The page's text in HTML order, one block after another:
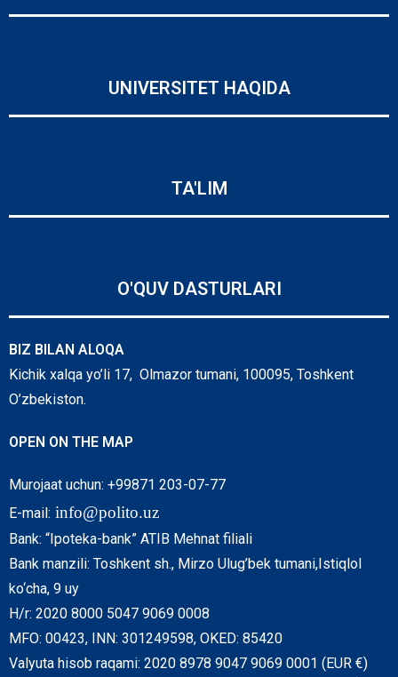
UNIVERSITET HAQIDA
TA'LIM
O'QUV DASTURLARI
BIZ BILAN ALOQA
Kichik xalqa yo’li 17, Olmazor tumani, 100095, Toshkent
O’zbekiston.
OPEN ON THE MAP
Murojaat uchun: +99871 203-07-77
E-mail: info@polito.uz
Bank: “Ipoteka-bank” ATIB Mehnat filiali
Bank manzili: Toshkent sh., Mirzo Ulug’bek tumani,Istiqlol
ko‘cha, 9 uy
H/r: 2020 8000 5047 9069 0008
MFO: 00423, INN: 301249598, OKED: 85420
Valyuta hisob raqami: 2020 8978 9047 9069 0001 (EUR €)